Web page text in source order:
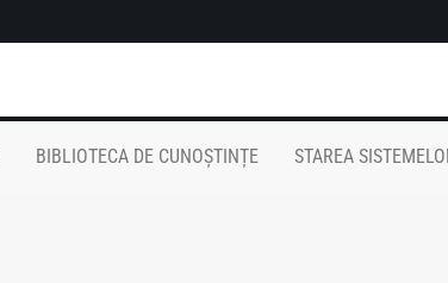
BIBLIOTECA DE CUNOȘTINȚE STAREA